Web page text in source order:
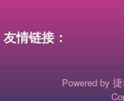
友情链接：
Powered by